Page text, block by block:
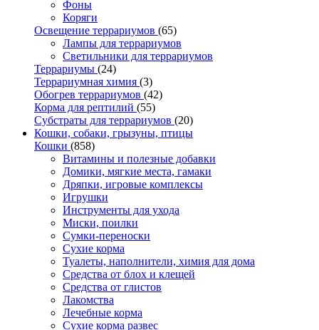
Фоны
Коряги
Освещение террариумов (65)
Лампы для террариумов
Светильники для террариумов
Террариумы (24)
Террариумная химия (3)
Обогрев террариумов (42)
Корма для рептилий (55)
Субстраты для террариумов (20)
Кошки, собаки, грызуны, птицы
Кошки (858)
Витамины и полезные добавки
Домики, мягкие места, гамаки
Дряпки, игровые комплексы
Игрушки
Инструменты для ухода
Миски, поилки
Сумки-переноски
Сухие корма
Туалеты, наполнители, химия для дома
Средства от блох и клещей
Средства от глистов
Лакомства
Лечебные корма
Сухие корма развес